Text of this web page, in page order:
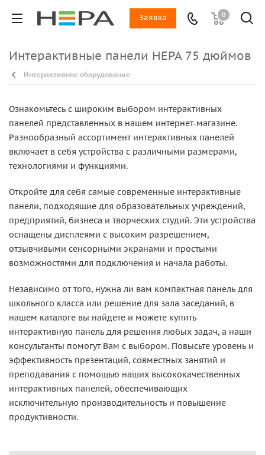
0
Заявка
Интерактивные панели НЕРА 75 дюймов
Интерактивное оборудование
Ознакомьтесь с широким выбором интерактивных
панелей представленных в нашем интернет-магазине.
Разнообразный ассортимент интерактивных панелей
включает в себя устройства с различными размерами,
технологиями и функциями.
Откройте для себя самые современные интерактивные
панели, подходящие для образовательных учреждений,
предприятий, бизнеса и творческих студий. Эти устройства
оснащены дисплеями с высоким разрешением,
отзывчивыми сенсорными экранами и простыми
возможностями для подключения и начала работы.
Независимо от того, нужна ли вам компактная панель для
школьного класса или решение для зала заседаний, в
нашем каталоге вы найдете и можете купить
интерактивную панель для решения любых задач, а наши
консультанты помогут Вам с выбором. Повысьте уровень и
эффективность презентаций, совместных занятий и
преподавания с помощью наших высококачественных
интерактивных панелей, обеспечивающих
исключительную производительность и повышение
продуктивности.